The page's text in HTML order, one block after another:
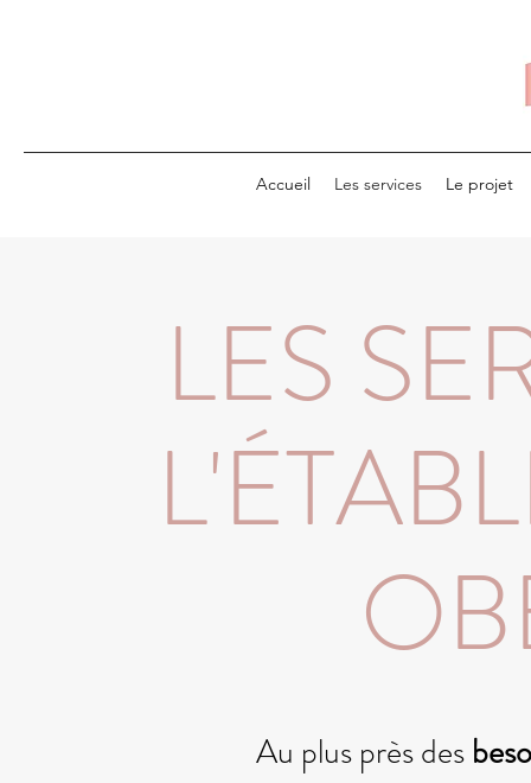
Accueil Les services Le projet
LES
Au plus près des